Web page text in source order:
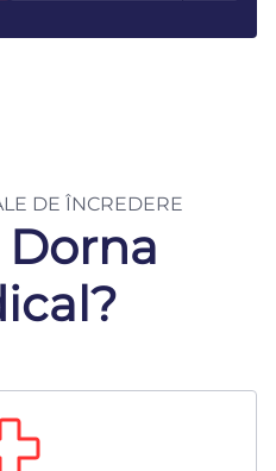
DE ÎNCREDERE
Dorna